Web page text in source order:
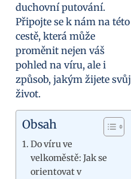
duchovní putování.
Připojte se k nám na této
cestě, která může
proměnit nejen váš
pohled na víru, ale i
způsob, jakým žijete svůj
život.
Obsah
Do víru ve
velkoměstě: Jak se
orientovat v